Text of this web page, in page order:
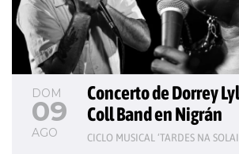
DOM
09
AGO
Concerto de Dorrey
Coll Band en Nigrán
CICLO MUSICAL ‘TARDES NA